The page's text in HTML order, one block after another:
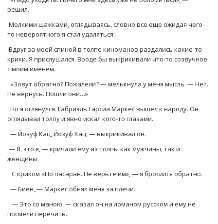
решил.
Мелкими шажками, оглядываясь, словно все еще ожидая чего-
то невероятного я стал удаляться.
Вдруг за моей спиной в толпе киноманов раздались какие-то
крики. Я прислушался. Вроде бы выкрикивали что-то созвучное
с моим именем.
«Зовут обратно? Пожалели? — мелькнула у меня мысль. — Нет.
Не вернусь. Пошли они…»
Но я оглянулся. Габриэль Гарсиа Маркес вышел к народу. Он
оглядывал толпу и явно искал кого-то глазами.
— Йозуф Кац, Йозуф Кац, — выкрикивал он.
— Я, это я, — кричали ему из толпы как мужчины, так и
женщины.
С криком «Но пасаран. Не верьте им», — я бросился обратно.
— Биен, — Маркес обнял меня за плечи.
— Это со маною, — сказал он на ломаном русском и ему не
посмели перечить.